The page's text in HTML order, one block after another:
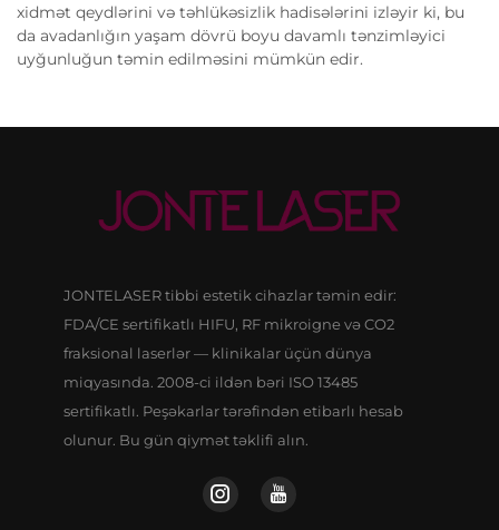
xidmət qeydlərini və təhlükəsizlik hadisələrini izləyir ki, bu
da avadanlığın yaşam dövrü boyu davamlı tənzimləyici
uyğunluğun təmin edilməsini mümkün edir.
JONTELASER tibbi estetik cihazlar təmin edir:
FDA/CE sertifikatlı HIFU, RF mikroigne və CO2
fraksional laserlər — klinikalar üçün dünya
miqyasında. 2008-ci ildən bəri ISO 13485
sertifikatlı. Peşəkarlar tərəfindən etibarlı hesab
olunur. Bu gün qiymət təklifi alın.